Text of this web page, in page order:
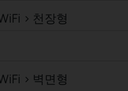
> 천장형
> 벽면형